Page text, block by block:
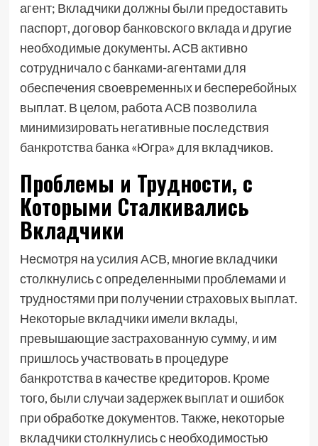
агент; Вкладчики должны были предоставить
паспорт, договор банковского вклада и другие
необходимые документы. АСВ активно
сотрудничало с банками-агентами для
обеспечения своевременных и бесперебойных
выплат. В целом, работа АСВ позволила
минимизировать негативные последствия
банкротства банка «Югра» для вкладчиков.
Проблемы и Трудности, с
Которыми Сталкивались
Вкладчики
Несмотря на усилия АСВ, многие вкладчики
столкнулись с определенными проблемами и
трудностями при получении страховых выплат.
Некоторые вкладчики имели вклады,
превышающие застрахованную сумму, и им
пришлось участвовать в процедуре
банкротства в качестве кредиторов. Кроме
того, были случаи задержек выплат и ошибок
при обработке документов. Также, некоторые
вкладчики столкнулись с необходимостью